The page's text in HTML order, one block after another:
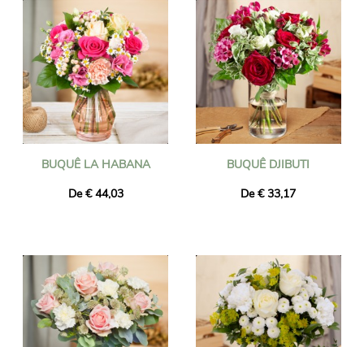
BUQUÊ LA HABANA
De € 44,03
BUQUÊ DJIBUTI
De € 33,17